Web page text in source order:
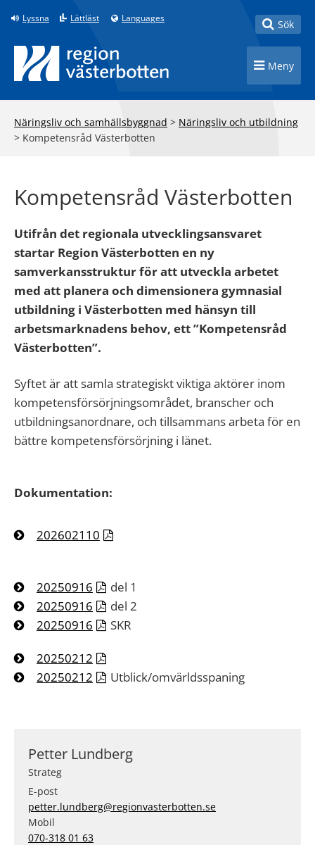
Till innehåll på sidan
Lyssna Lättläst Languages Toggle
Sök
Toggle
Meny
Näringsliv och samhällsbyggnad > Näringsliv och utbildning
> Kompetensråd Västerbotten
Kompetensråd Västerbotten
Utifrån det regionala utvecklingsansvaret
startar Region Västerbotten en ny
samverkansstruktur för att utveckla arbetet
med att planera och dimensionera gymnasial
utbildning i Västerbotten med hänsyn till
arbetsmarknadens behov, ett ”Kompetensråd
Västerbotten”.
Syftet är att samla strategiskt viktiga aktörer inom
kompetensförsörjningsområdet, branscher och
utbildningsanordnare, och tillsammans arbeta för en
bättre kompetensförsörjning i länet.
Dokumentation:
202602110
20250916
del 1
20250916
del 2
20250916
SKR
20250212
20250212
Utblick/omvärldsspaning
Petter Lundberg
Strateg
E-post
petter.lundberg@regionvasterbotten.se
Mobil
070-318 01 63